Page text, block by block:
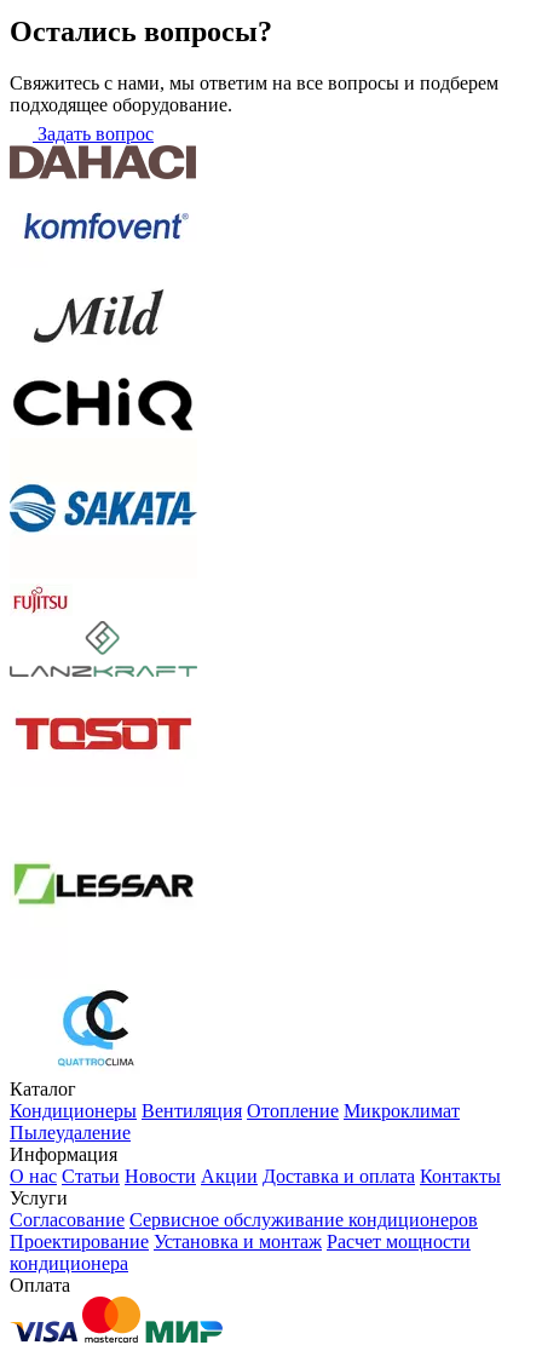
Остались вопросы?
Свяжитесь с нами, мы ответим на все вопросы и подберем
подходящее оборудование.
Задать вопрос
Каталог
Кондиционеры Вентиляция Отопление Микроклимат
Пылеудаление
Информация
О нас Статьи Новости Акции Доставка и оплата Контакты
Услуги
Согласование Сервисное обслуживание кондиционеров
Проектирование Установка и монтаж Расчет мощности
кондиционера
Оплата